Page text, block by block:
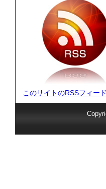
このサイトのRSSフィー